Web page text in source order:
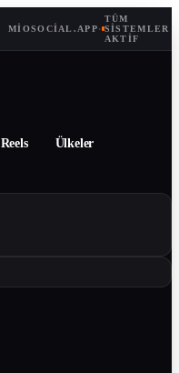
MIOSOCIAL.APP·
TÜM
SISTEMLER
AKTIF
Reels Ülkeler